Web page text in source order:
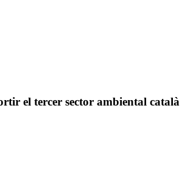
el tercer sector ambiental català